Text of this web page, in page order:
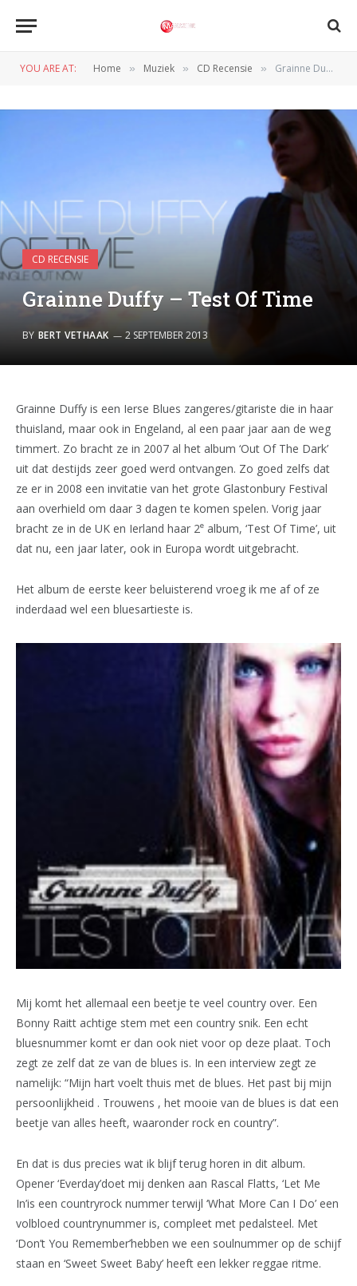
YOU ARE AT: Home » Muziek » CD Recensie » Grainne Duffy – Test Of Time
CD RECENSIE
Grainne Duffy – Test Of Time
BY BERT VETHAAK 2 SEPTEMBER 2013
Grainne Duffy is een Ierse Blues zangeres/gitariste die in haar
thuisland, maar ook in Engeland, al een paar jaar aan de weg
timmert. Zo bracht ze in 2007 al het album ‘Out Of The Dark’
uit dat destijds zeer goed werd ontvangen. Zo goed zelfs dat
ze er in 2008 een invitatie van het grote Glastonbury Festival
aan overhield om daar 3 dagen te komen spelen. Vorig jaar
bracht ze in de UK en Ierland haar 2e album, ‘Test Of Time’, uit
dat nu, een jaar later, ook in Europa wordt uitgebracht.
Het album de eerste keer beluisterend vroeg ik me af of ze
inderdaad wel een bluesartieste is.
Mij komt het allemaal een beetje te veel country over. Een
Bonny Raitt achtige stem met een country snik. Een echt
bluesnummer komt er dan ook niet voor op deze plaat. Toch
zegt ze zelf dat ze van de blues is. In een interview zegt ze
namelijk: “Mijn hart voelt thuis met de blues. Het past bij mijn
persoonlijkheid . Trouwens , het mooie van de blues is dat een
beetje van alles heeft, waaronder rock en country”.
En dat is dus precies wat ik blijf terug horen in dit album.
Opener ‘Everday’doet mij denken aan Rascal Flatts, ‘Let Me
In’is een countryrock nummer terwijl ‘What More Can I Do’ een
volbloed countrynummer is, compleet met pedalsteel. Met
‘Don’t You Remember’hebben we een soulnummer op de schijf
staan en ‘Sweet Sweet Baby’ heeft een lekker reggae ritme.